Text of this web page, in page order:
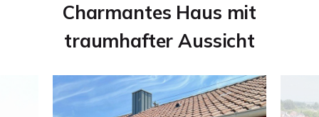
Charmantes Haus mit
traumhafter Aussicht